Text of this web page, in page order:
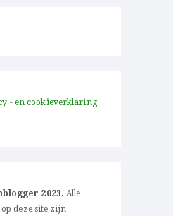
- en cookieverklaring
2023. Alle
deze site zijn